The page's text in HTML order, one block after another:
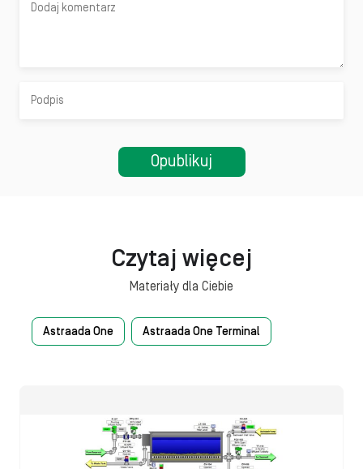
Czytaj więcej
Materiały dla Ciebie
Astraada One Astraada One Terminal